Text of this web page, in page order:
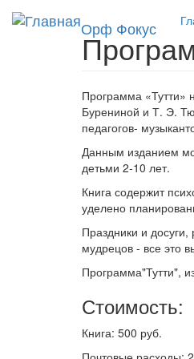
Перейти к основному содержанию
Орф Фокус
Программа «Тутти»
Бурениной и Т. Э.
педагогов-
Данным изданием
детьми 2-10 лет.
Книга содержит
уделено
Праздники и
мудрецов - все это
Программа"Тутти",
Стоимость:
Книга: 500 руб.